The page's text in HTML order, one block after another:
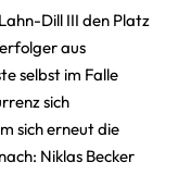
Dill III den Platz
aus
selbst im Falle
sich
sich erneut die
Niklas Becker